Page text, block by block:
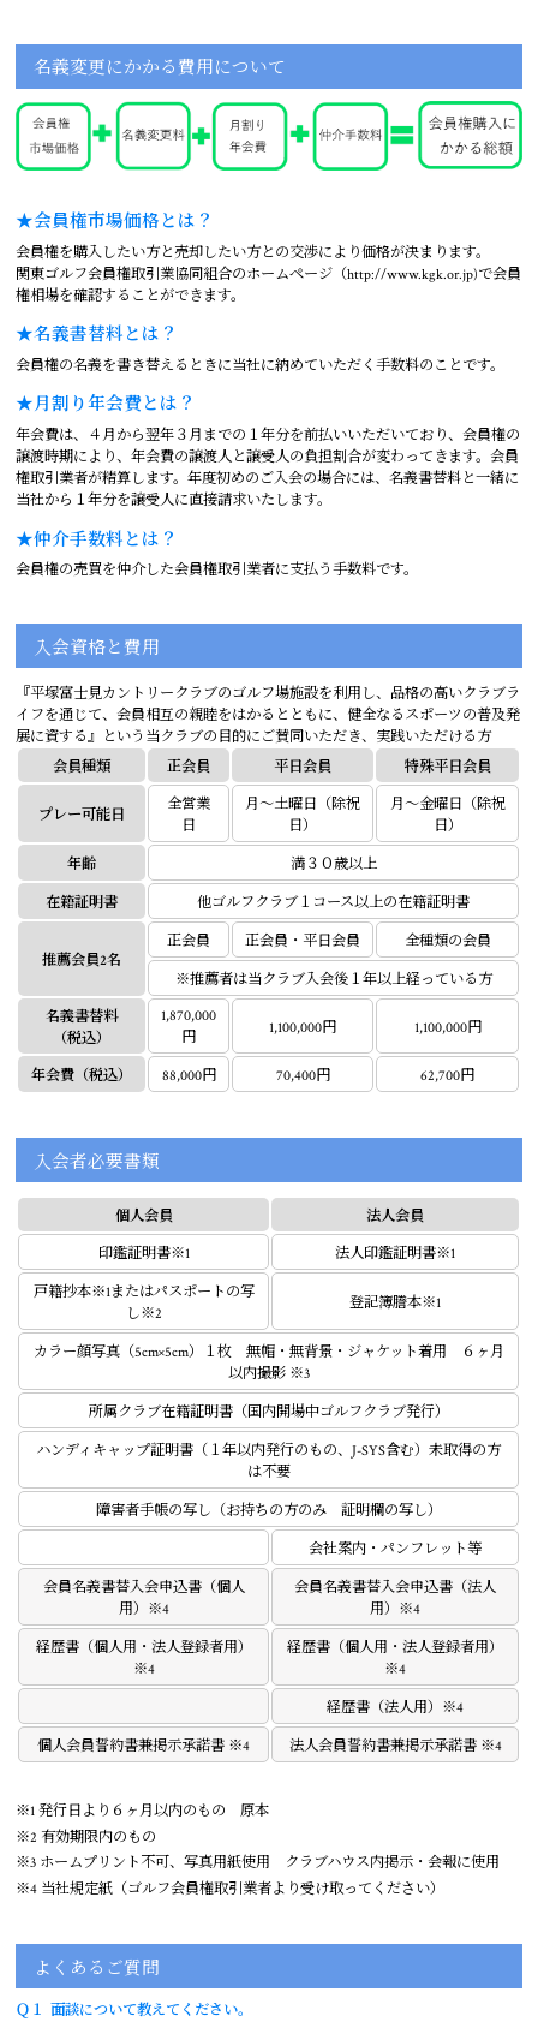
名義変更にかかる費用について
★会員権市場価格とは？
会員権を購入したい方と売却したい方との交渉により価格が決まります。
関東ゴルフ会員権取引業協同組合のホームページ（http://www.kgk.or.jp)で会員
権相場を確認することができます。
★名義書替料とは？
会員権の名義を書き替えるときに当社に納めていただく手数料のことです。
★月割り年会費とは？
年会費は、４月から翌年３月までの１年分を前払いいただいており、会員権の
譲渡時期により、年会費の譲渡人と譲受人の負担割合が変わってきます。会員
権取引業者が精算します。年度初めのご入会の場合には、名義書替料と一緒に
当社から１年分を譲受人に直接請求いたします。
★仲介手数料とは？
会員権の売買を仲介した会員権取引業者に支払う手数料です。
入会資格と費用
『平塚富士見カントリークラブのゴルフ場施設を利用し、品格の高いクラブラ
イフを通じて、会員相互の親睦をはかるとともに、健全なるスポーツの普及発
展に資する』という当クラブの目的にご賛同いただき、実践いただける方
会員種類
正会員 平日会員 特殊平日会員
プレー可能日
全営業
日
月～土曜日（除祝
日）
月～金曜日（除祝
日）
年齢
満３０歳以上
在籍証明書
他ゴルフクラブ１コース以上の在籍証明書
推薦会員2名
正会員 正会員・平日会員
全種類の会員
※推薦者は当クラブ入会後１年以上経っている方
名義書替料
（税込）
1,870,000
円
1,100,000円 1,100,000円
年会費 （税込） 88,000円 70,400円 62,700円
入会者必要書類
個人会員
法人会員
印鑑証明書※1
法人印鑑証明書※1
戸籍抄本※1またはパスポートの写
し※2
登記簿謄本※1
カラー顔写真（5cm×5cm）１枚 無帽・無背景・ジャケット着用 ６ヶ月
以内撮影 ※3
所属クラブ在籍証明書（国内開場中ゴルフクラブ発行）
ハンディキャップ証明書（１年以内発行のもの、J-SYS含む）未取得の方
は不要
障害者手帳の写し（お持ちの方のみ 証明欄の写し）
会社案内・パンフレット等
会員名義書替入会申込書（個人
用）※4
会員名義書替入会申込書（法人
用）※4
経歴書（個人用・法人登録者用）
※4
経歴書（個人用・法人登録者用）
※4
経歴書（法人用）※4
個人会員誓約書兼掲示承諾書 ※4
法人会員誓約書兼掲示承諾書 ※4
※1 発行日より６ヶ月以内のもの 原本
※2 有効期限内のもの
※3 ホームプリント不可、写真用紙使用 クラブハウス内掲示・会報に使用
※4 当社規定紙（ゴルフ会員権取引業者より受け取ってください）
よくあるご質問
Ｑ１ 面談について教えてください。